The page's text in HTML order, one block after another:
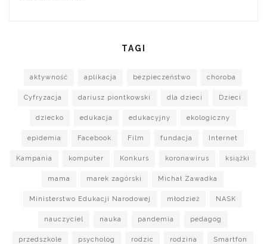
TAGI
aktywność aplikacja bezpieczeństwo choroba
Cyfryzacja dariusz piontkowski dla dzieci Dzieci
dziecko edukacja edukacyjny ekologiczny
epidemia Facebook Film fundacja Internet
Kampania komputer Konkurs koronawirus książki
mama marek zagórski Michał Zawadka
Ministerstwo Edukacji Narodowej młodzież NASK
nauczyciel nauka pandemia pedagog
przedszkole psycholog rodzic rodzina Smartfon